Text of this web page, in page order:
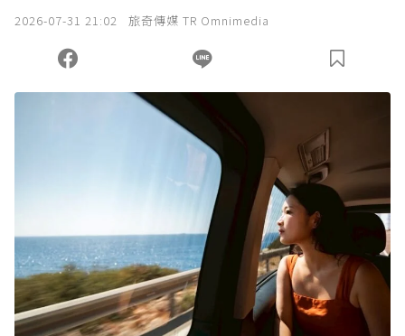
2026-07-31 21:02 旅奇傳媒 TR Omnimedia